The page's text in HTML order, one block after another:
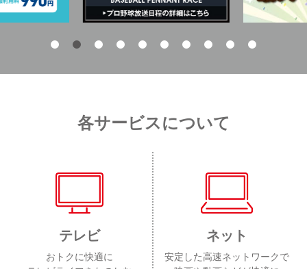
各サービスについて
テレビ
おトクに快適に
ネット
安定した高速ネットワークで